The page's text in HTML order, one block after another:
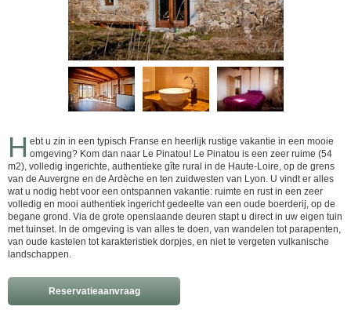
H ebt u zin in een typisch Franse en heerlijk rustige vakantie in een mooie
omgeving? Kom dan naar Le Pinatou! Le Pinatou is een zeer ruime (54
m2), volledig ingerichte, authentieke gîte rural in de Haute-Loire, op de grens
van de Auvergne en de Ardèche en ten zuidwesten van Lyon. U vindt er alles
wat u nodig hebt voor een ontspannen vakantie: ruimte en rust in een zeer
volledig en mooi authentiek ingericht gedeelte van een oude boerderij, op de
begane grond. Via de grote openslaande deuren stapt u direct in uw eigen tuin
met tuinset. In de omgeving is van alles te doen, van wandelen tot parapenten,
van oude kastelen tot karakteristiek dorpjes, en niet te vergeten vulkanische
landschappen.
Reservatieaanvraag